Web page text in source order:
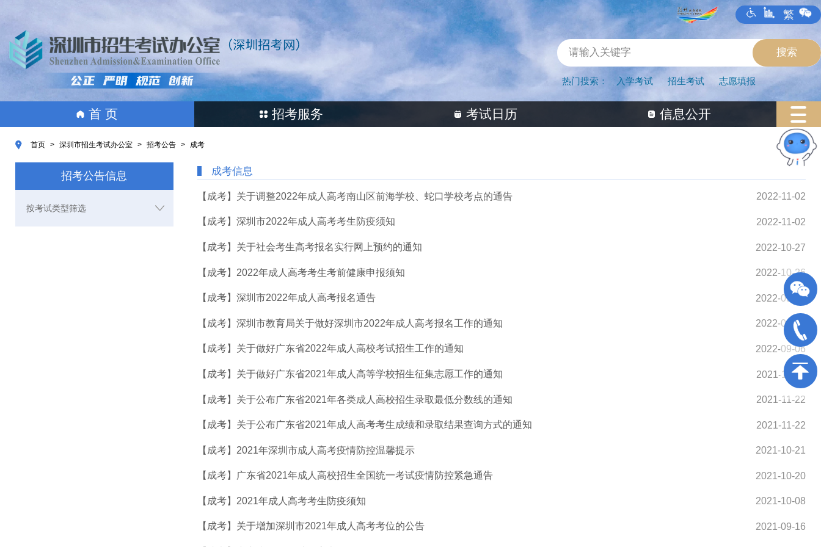
繁
热门搜索： 入学考试 招生考试 志愿填报
首 页 招考服务 考试日历 信息公开
首页 > 深圳市招生考试办公室 > 招考公告 > 成考
招考公告信息
按考试类型筛选
成考信息
【成考】关于调整2022年成人高考南山区前海学校、蛇口学校考点的通告 2022-11-02
【成考】深圳市2022年成人高考考生防疫须知 2022-11-02
【成考】关于社会考生高考报名实行网上预约的通知 2022-10-27
【成考】2022年成人高考考生考前健康申报须知 2022-10-26
【成考】深圳市2022年成人高考报名通告 2022-09-14
【成考】深圳市教育局关于做好深圳市2022年成人高考报名工作的通知 2022-09-15
【成考】关于做好广东省2022年成人高校考试招生工作的通知 2022-09-06
【成考】关于做好广东省2021年成人高等学校招生征集志愿工作的通知 2021-12-11
【成考】关于公布广东省2021年各类成人高校招生录取最低分数线的通知 2021-11-22
【成考】关于公布广东省2021年成人高考考生成绩和录取结果查询方式的通知 2021-11-22
【成考】2021年深圳市成人高考疫情防控温馨提示 2021-10-21
【成考】广东省2021年成人高校招生全国统一考试疫情防控紧急通告 2021-10-20
【成考】2021年成人高考考生防疫须知 2021-10-08
【成考】关于增加深圳市2021年成人高考考位的公告 2021-09-16